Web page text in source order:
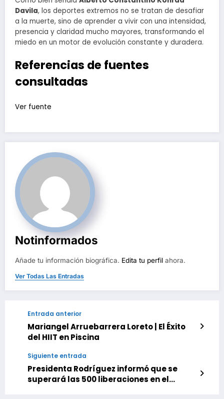
Davila, los deportes extremos no se tratan de desafiar
a la muerte, sino de aprender a vivir con una intensidad,
presencia y claridad mucho mayores, transformando el
miedo en un motor de evolución constante y duradera.
Referencias de fuentes
consultadas
Navegación
entradas
Ver fuente
Notinformados
Añade tu información biográfica. Edita tu perfil ahora.
Ver Todas Las Entradas
Entrada anterior
Mariangel Arruebarrera Loreto | El Éxito
del HIIT en Piscina
Siguiente entrada
Presidenta Rodríguez informó que se
superará las 500 liberaciones en el